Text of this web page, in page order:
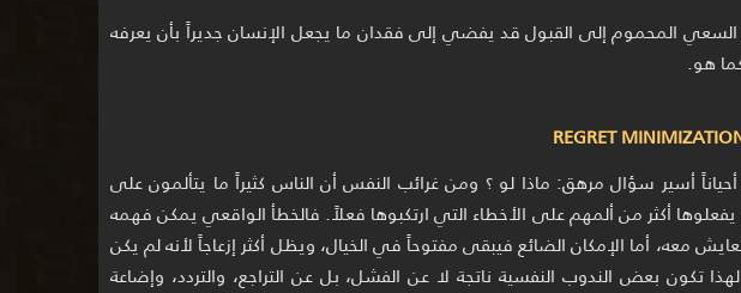
السعي المحموم إلى القبول قد يفضي إلى فقدان ما يجعل الإنسان جديراً بأن يعرفه
هو.
أسير سؤال مرهق: ماذا لو ؟ ومن غرائب النفس أن الناس كثيراً ما يتألمون على
يفعلوها أكثر من ألمهم على الأخطاء التي ارتكبوها فعلاً. فالخطأ الواقعي يمكن فهمه
معه، أما الإمكان الضائع فيبقى مفتوحاً في الخيال، ويظل أكثر إزعاجاً لأنه لم يكن
تكون بعض الندوب النفسية ناتجة لا عن الفشل، بل عن التراجع، والتردد، وإضاعة